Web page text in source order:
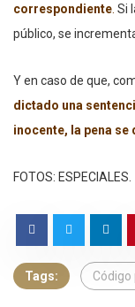
correspondiente Si
público, se
Y en caso de que,
dictado una
inocente, la pena se
FOTOS: ESPECIALES.
Tags: Código